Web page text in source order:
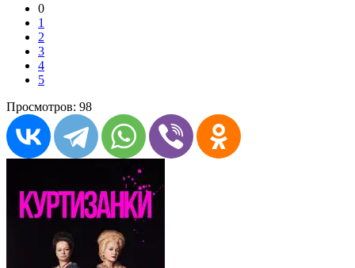
0
1
2
3
4
5
Просмотров: 98